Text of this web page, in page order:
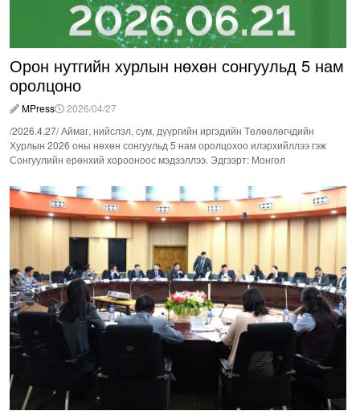
Орон нутгийн хурлын нөхөн сонгуульд 5 нам
оролцоно
MPress
2026/04/27
/2026.4.27/ Аймаг, нийслэл, сум, дүүргийн иргэдийн Төлөөлөгчдийн
Хурлын 2026 оны нөхөн сонгуульд 5 нам оролцохоо илэрхийллээ гэж
Сонгуулийн ерөнхий хорооноос мэдээллээ. Эдгээрт: Монгол